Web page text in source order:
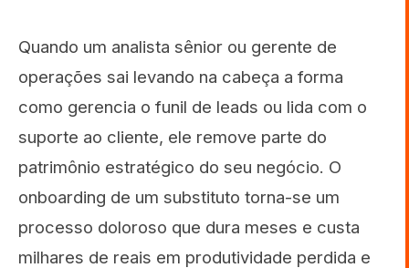
Quando um analista sênior ou gerente de
operações sai levando na cabeça a forma
como gerencia o funil de leads ou lida com o
suporte ao cliente, ele remove parte do
patrimônio estratégico do seu negócio. O
onboarding de um substituto torna-se um
processo doloroso que dura meses e custa
milhares de reais em produtividade perdida e